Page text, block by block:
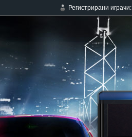
Регистрирани играчи: